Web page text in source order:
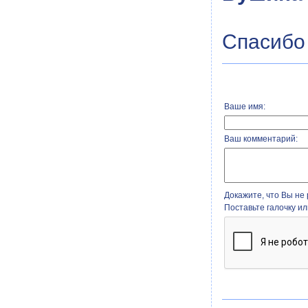
Спасибо
Ваше имя:
Ваш комментарий:
Докажите, что Вы не
Поставьте галочку